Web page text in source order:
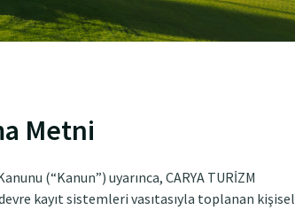
Metni
(“Kanun”) uyarınca, CARYA TURİZM
kayıt sistemleri vasıtasıyla toplanan kişisel